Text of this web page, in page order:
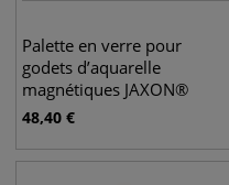
Palette en verre pour
godets d’aquarelle
magnétiques JAXON®
48,40 €